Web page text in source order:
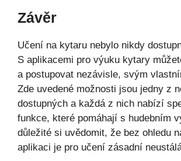
Závěr
Učení na kytaru nebylo nikdy
S aplikacemi pro výuku kytary
a postupovat nezávisle, svým
Zde uvedené možnosti jsou jedny z
dostupných a každá z nich nabízí
funkce, které pomáhají s hudebním
důležité si uvědomit, že bez ohledu
aplikaci je pro učení zásadní